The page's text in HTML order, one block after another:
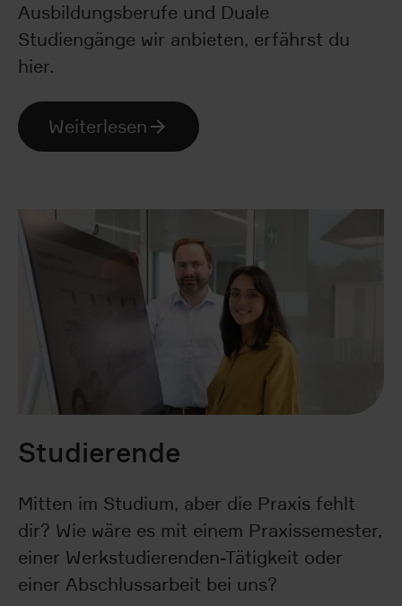
Ausbildungsberufe und Duale
Studiengänge wir anbieten, erfährst du
hier.
Weiterlesen
Studierende
Mitten im Studium, aber die Praxis fehlt
dir? Wie wäre es mit einem Praxissemester,
einer Werkstudierenden-Tätigkeit oder
einer Abschlussarbeit bei uns?